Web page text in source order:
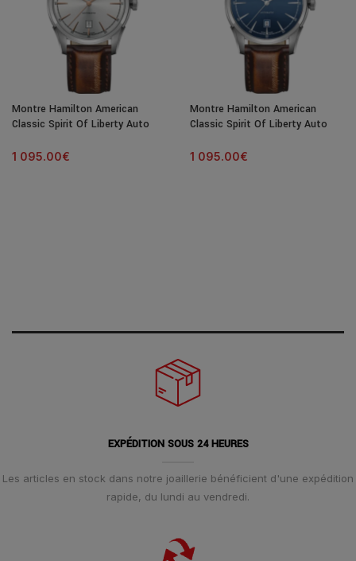
Montre Hamilton American
Classic Spirit Of Liberty Auto
42MM
1 095.00€
Montre Hamilton American
Classic Spirit Of Liberty Auto
1 095.00€
EXPÉDITION SOUS 24 HEURES
Les articles en stock dans notre joaillerie bénéficient d'une expédition
rapide, du lundi au vendredi.